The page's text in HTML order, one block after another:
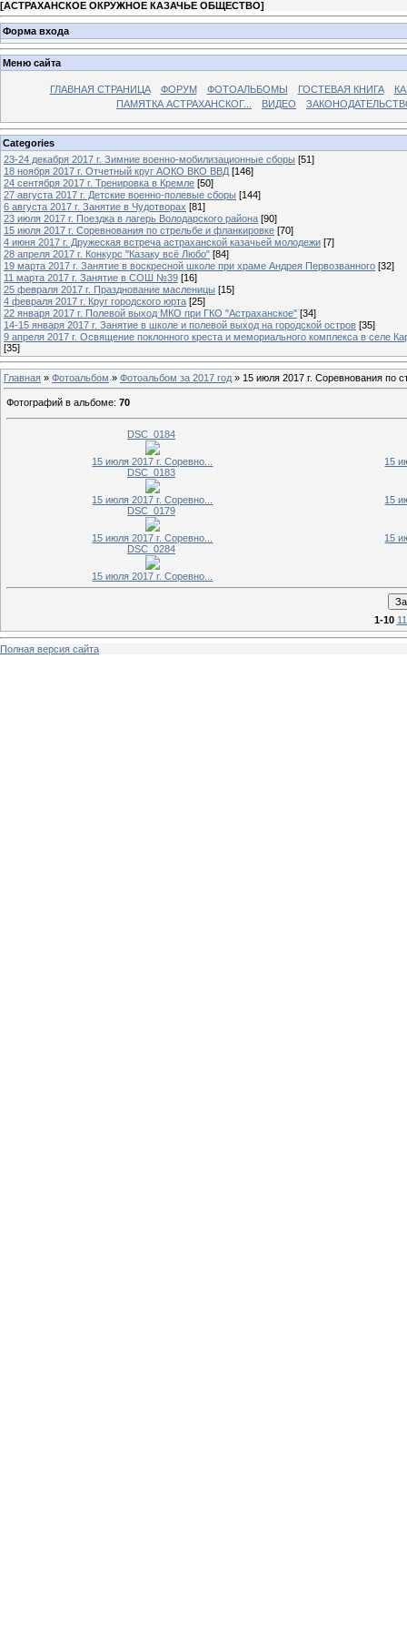
[АСТРАХАНСКОЕ ОКРУЖНОЕ КАЗАЧЬЕ ОБЩЕСТВО]
Форма входа
Меню сайта
ГЛАВНАЯ СТРАНИЦА ФОРУМ ФОТОАЛЬБОМЫ ГОСТЕВАЯ КНИГА
ПАМЯТКА АСТРАХАНСКОГ...
ВИДЕО
Categories
23-24 декабря 2017 г. Зимние военно-мобилизационные сборы [51]
18 ноября 2017 г. Отчетный круг АОКО ВКО ВВД [146]
24 сентября 2017 г. Тренировка в Кремле [50]
27 августа 2017 г. Детские военно-полевые сборы [144]
6 августа 2017 г. Занятие в Чудотворах [81]
23 июля 2017 г. Поездка в лагерь Володарского района [90]
15 июля 2017 г. Соревнования по стрельбе и фланкировке [70]
4 июня 2017 г. Дружеская встреча астраханской казачьей молодежи [7]
28 апреля 2017 г. Конкурс "Казаку всё Любо" [84]
19 марта 2017 г. Занятие в воскресной школе при храме Андрея Первозванного [32]
11 марта 2017 г. Занятие в СОШ №39 [16]
25 февраля 2017 г. Празднование масленицы [15]
4 февраля 2017 г. Круг городского юрта [25]
22 января 2017 г. Полевой выход МКО при ГКО "Астраханское" [34]
14-15 января 2017 г. Занятие в школе и полевой выход на городской остров [35]
9 апреля 2017 г. Освящение поклонного креста и мемориального комплекса в селе
[35]
Главная » Фотоальбом » Фотоальбом за 2017 год » 15 июля 2017 г. Соревнования по
Фотографий в альбоме: 70
DSC_0184
15 июля 2017 г. Соревно...
15
DSC_0183
15 июля 2017 г. Соревно...
15
DSC_0179
15 июля 2017 г. Соревно...
15
DSC_0284
15 июля 2017 г. Соревно...
1-10
Полная версия сайта